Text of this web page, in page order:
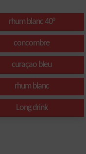
rhum blanc 40°
concombre
curaçao bleu
rhum blanc
Long drink